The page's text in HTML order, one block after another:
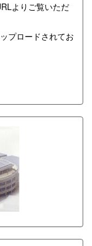
よりご覧いただ
プロードされてお